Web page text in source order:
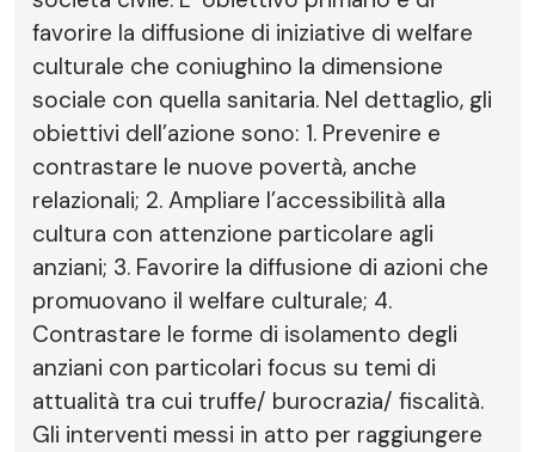
favorire la diffusione di iniziative di welfare
culturale che coniughino la dimensione
sociale con quella sanitaria. Nel dettaglio, gli
obiettivi dell’azione sono: 1. Prevenire e
contrastare le nuove povertà, anche
relazionali; 2. Ampliare l’accessibilità alla
cultura con attenzione particolare agli
anziani; 3. Favorire la diffusione di azioni che
promuovano il welfare culturale; 4.
Contrastare le forme di isolamento degli
anziani con particolari focus su temi di
attualità tra cui truffe/ burocrazia/ fiscalità.
Gli interventi messi in atto per raggiungere